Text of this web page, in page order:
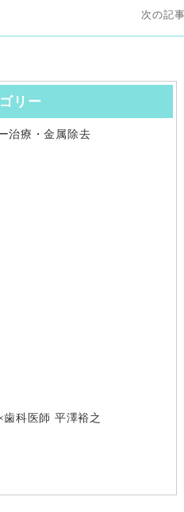
次
次
投
稿:
リー
治療・金属除去
科医師 平澤裕之